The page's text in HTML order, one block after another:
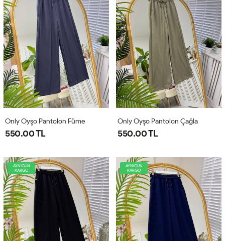
Only Oyşo Pantolon Füme
550.00 TL
Only Oyşo Pantolon Çağla
550.00 TL
AYNIGÜN
KARGO
AYNIGÜN
KARGO